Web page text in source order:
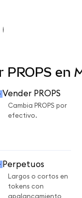
PROPS en
Vender PROPS
Cambia PROPS por
efectivo.
Perpetuos
Largos o cortos en
tokens con
apalancamiento